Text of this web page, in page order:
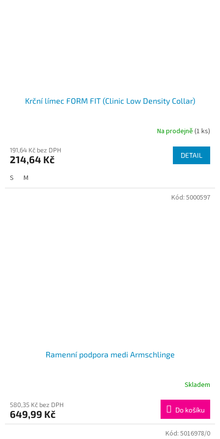
Krční límec FORM FIT (Clinic Low Density Collar)
Na prodejně (1 ks)
191,64 Kč bez DPH
214,64 Kč DETAIL
S M
Ramenní podpora medi Armschlinge
Skladem
580,35 Kč bez DPH
649,99 Kč Do košíku
Kód: 5000597
Kód: 5016978/0